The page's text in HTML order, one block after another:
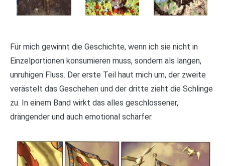
Für mich gewinnt die Geschichte, wenn ich sie nicht in
Einzelportionen konsumieren muss, sondern als langen,
unruhigen Fluss. Der erste Teil haut mich um, der zweite
verästelt das Geschehen und der dritte zieht die Schlinge
zu. In einem Band wirkt das alles geschlossener,
drängender und auch emotional schärfer.